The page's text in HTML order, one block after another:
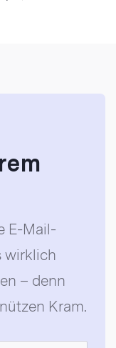
E-Mail-
wirklich
– denn
Kram.